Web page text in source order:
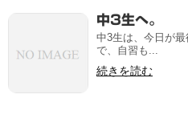
中3生へ。
中3生は、今日が
で、自習も...
続きを読む